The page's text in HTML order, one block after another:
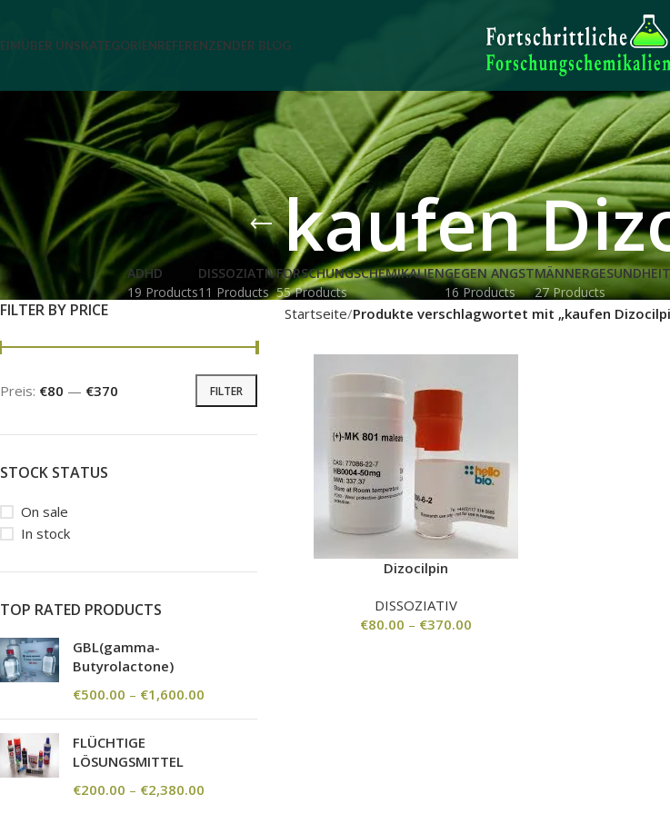
ÜBER UNSKATEGORIENREFERENZENDER BLOG
kaufen
ADHD
19 Products
DISSOZIATIV
11 Products
FORSCHUNGSCHEMIKALIEN
55 Products
GEGEN ANGST
16 Products
MÄNNERGESUNDHEIT
27 Products
FILTER BY PRICE
FILTER
Preis: €80 — €370
STOCK STATUS
On sale
In stock
TOP RATED PRODUCTS
GBL(gamma-
Butyrolactone)
€500.00 – €1,600.00
FLÜCHTIGE
LÖSUNGSMITTEL
€200.00 – €2,380.00
Startseite Produkte verschlagwortet mit „kaufen
Dizocilpin
DISSOZIATIV
€80.00 – €370.00